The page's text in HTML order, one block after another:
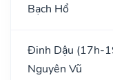
Bạch Hổ
Đinh Dậu (17h-
Nguyên Vũ